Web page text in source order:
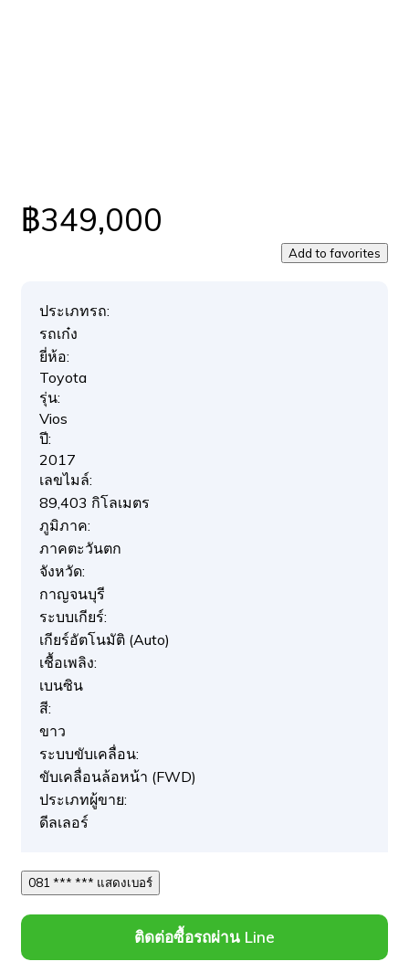
฿349,000
Add to favorites
ประเภทรถ:
รถเก๋ง
ยี่ห้อ:
Toyota
รุ่น:
Vios
ปี:
2017
เลขไมล์:
89,403 กิโลเมตร
ภูมิภาค:
ภาคตะวันตก
จังหวัด:
กาญจนบุรี
ระบบเกียร์:
เกียร์อัตโนมัติ (Auto)
เชื้อเพลิง:
เบนซิน
สี:
ขาว
ระบบขับเคลื่อน:
ขับเคลื่อนล้อหน้า (FWD)
ประเภทผู้ขาย:
ดีลเลอร์
081 *** *** แสดงเบอร์
ติดต่อซื้อรถผ่าน Line